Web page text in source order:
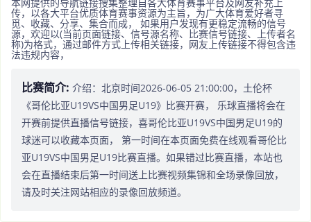
传，以各大平台优质体育赛事资源为主旨，为广大体育爱好者寻
觅、收藏、分享、集合而成， 如果用户发现有更稳定流畅的信号
源，欢迎以(当前页面链接、信号源名称、比赛信号链接、上传者名
称)为格式，通过邮件方式上传相关链接，网友上传链接不得包含违
法违规内容，
比赛简介: 介绍：北京时间2026-06-05 21:00:00，土伦杯
《哥伦比亚U19VS中国男足U19》比赛开赛， 乐球直播将会在
开赛前提供直播信号链接，喜哥伦比亚U19VS中国男足U19的
球迷可以收藏本页面， 第一时间在本页面免费在线观看哥伦比
亚U19VS中国男足U19比赛直播。如果错过比赛直播，本站也
会在直播结束后第一时间送上比赛视频集锦和全场录像回放，
请及时关注网站相应的录像回放频道。